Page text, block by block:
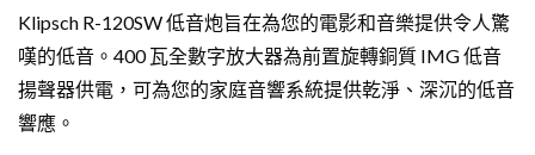
價
格：
NT$22,000。
價
格：
NT$13,000。
Klipsch R-120SW 低音炮旨在為您的電影和音樂提供令人驚
嘆的低音。400 瓦全數字放大器為前置旋轉銅質 IMG 低音
揚聲器供電，可為您的家庭音響系統提供乾淨、深沉的低音
響應。